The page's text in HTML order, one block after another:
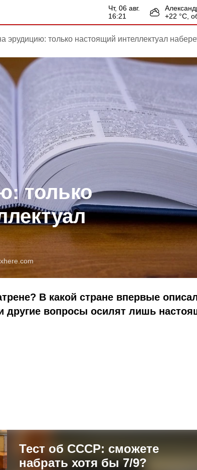
чт, 06 авг.
16:21
+22 °С,
эрудицию: только настоящий интеллектуал
только
В какой стране впервые
другие вопросы осилят лишь
Тест об СССР: сможете
набрать хотя бы 7/9?